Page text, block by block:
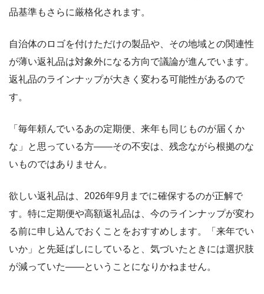
品基準もさらに厳格化されます。
自治体のロゴを付けただけの製品や、その地域との関連性
が薄い返礼品は対象外になる方向で議論が進んでいます。
返礼品のラインナップが大きく変わる可能性があるので
す。
「毎年頼んでいるあの定期便、来年も同じものが届くか
な」と思っている方――その不安は、残念ながら根拠のな
いものではありません。
欲しい返礼品は、2026年9月までに確保するのが正解で
す。特に定期便や高額返礼品は、今のラインナップが変わ
る前に申し込んでおくことをおすすめします。「来年でい
いか」と先延ばしにしていると、気づいたときには選択肢
が減っていた――ということになりかねません。